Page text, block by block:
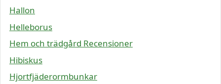
Hallon
Helleborus
Hem och trädgård Recensioner
Hibiskus
Hjortfjäderormbunkar